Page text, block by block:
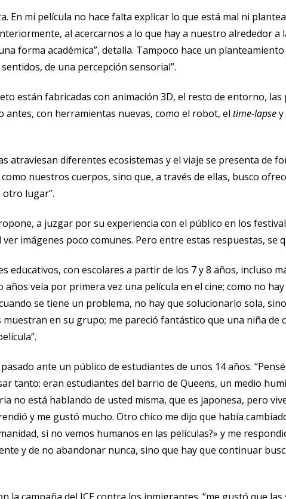
En mi película no hace falta explicar lo que está mal ni
al acercarnos a lo que hay a nuestro alrededor a
forma académica”, detalla. Tampoco hace un
de una percepción sensorial”.
están fabricadas con animación 3D, el resto de entorno,
antes, con herramientas nuevas, como el robot, el time-lapsey
atraviesan diferentes ecosistemas y el viaje se presenta de
nuestros cuerpos, sino que, a través de ellas, busco
otro lugar”.
a juzgar por su experiencia con el público en los
imágenes poco comunes. Pero entre estas respuestas, se
educativos, con escolares a partir de los 7 y 8 años, incluso
veía por primera vez una película en el cine; como no
se tiene un problema, no hay que solucionarlo sola,
en su grupo; me pareció fantástico que una niña
ante un público de estudiantes de unos 14 años.
tanto; eran estudiantes del barrio de Queens, un medio
no está hablando de usted misma, que es japonesa, pero
y me gustó mucho. Otro chico me dijo que había
si no vemos humanos en las películas?» y me
y de no abandonar nunca, sino que hay que continuar